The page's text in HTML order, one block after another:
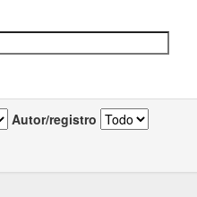
Autor/registro